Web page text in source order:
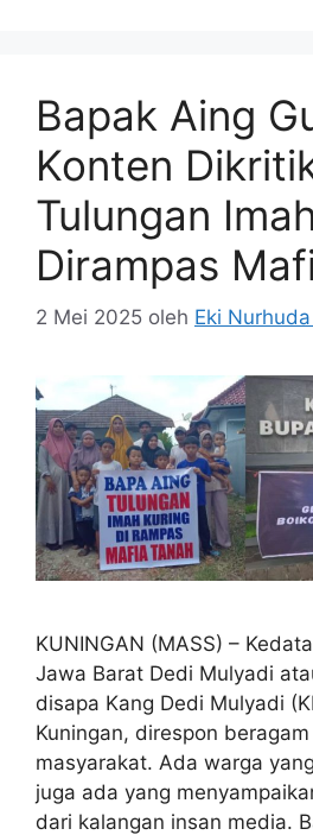
Bapak Aing
Konten
Tulungan
Dirampas
2 Mei 2025 oleh Eki
KUNINGAN (MASS) –
Jawa Barat Dedi Mulyadi
disapa Kang Dedi Mulyadi
Kuningan, direspon
masyarakat. Ada warga
juga ada yang
dari kalangan insan media.